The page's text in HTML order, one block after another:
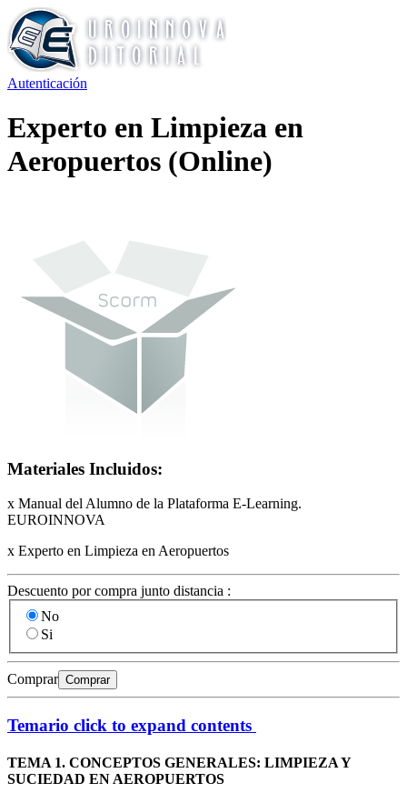
Autenticación
Experto en Limpieza en
Aeropuertos (Online)
Materiales Incluidos:
x Manual del Alumno de la Plataforma E-Learning.
EUROINNOVA
x Experto en Limpieza en Aeropuertos
Descuento por compra junto distancia :
No
Si
Comprar Comprar
Temario click to expand contents
TEMA 1. CONCEPTOS GENERALES: LIMPIEZA Y
SUCIEDAD EN AEROPUERTOS